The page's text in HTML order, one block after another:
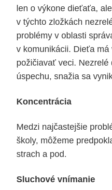
len o výkone dieťaťa,
v týchto zložkách
problémy v oblasti
v komunikácii. Dieťa
požičiavať veci.
úspechu, snažia sa
Koncentrácia
Medzi najčastejšie
školy, môžeme
strach a pod.
Sluchové vnímanie